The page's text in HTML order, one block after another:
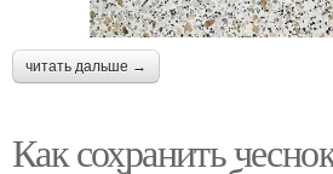
читать дальше →
Как сохранить